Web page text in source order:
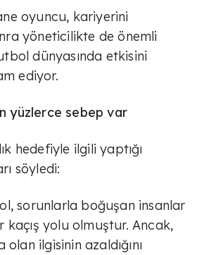
oyuncu, kariyerini
yöneticilikte de önemli
dünyasında etkisini
ediyor.
yüzlerce sebep var
hedefiyle ilgili yaptığı
söyledi:
sorunlarla boğuşan insanlar
kaçış yolu olmuştur. Ancak,
olan ilgisinin azaldığını